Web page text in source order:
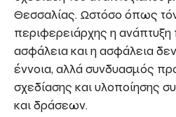
Θεσσαλίας. Ωστόσο όπως
περιφερειάρχης η
ασφάλεια και η ασφάλεια
έννοια, αλλά συνδυασμός
σχεδίασης και υλοποίησης
και δράσεων.